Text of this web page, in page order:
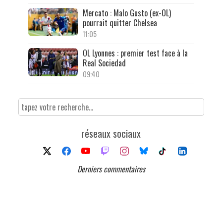
Mercato : Malo Gusto (ex-OL)
pourrait quitter Chelsea
11:05
OL Lyonnes : premier test face à la
Real Sociedad
09:40
réseaux sociaux
Derniers commentaires